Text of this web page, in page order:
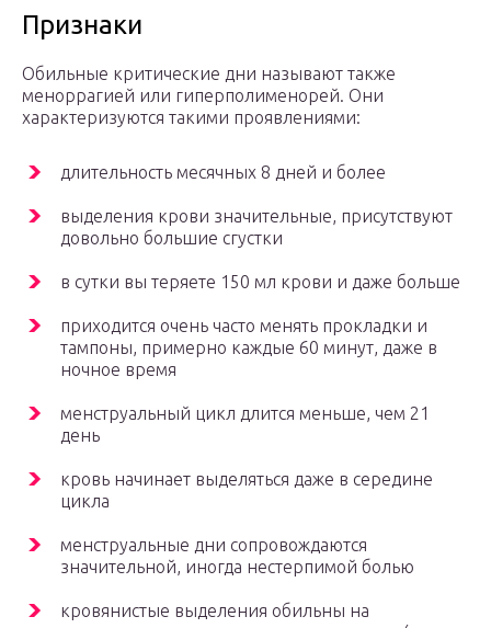
Признаки
Обильные критические дни называют также
меноррагией или гиперполименорей. Они
характеризуются такими проявлениями:
длительность месячных 8 дней и более
выделения крови значительные, присутствуют
довольно большие сгустки
в сутки вы теряете 150 мл крови и даже больше
приходится очень часто менять прокладки и
тампоны, примерно каждые 60 минут, даже в
ночное время
менструальный цикл длится меньше, чем 21
день
кровь начинает выделяться даже в середине
цикла
менструальные дни сопровождаются
значительной, иногда нестерпимой болью
кровянистые выделения обильны на